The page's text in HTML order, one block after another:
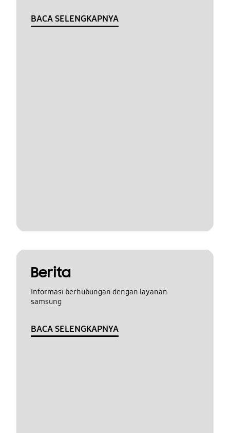
BACA SELENGKAPNYA
Berita
Informasi berhubungan dengan layanan
samsung
BACA SELENGKAPNYA